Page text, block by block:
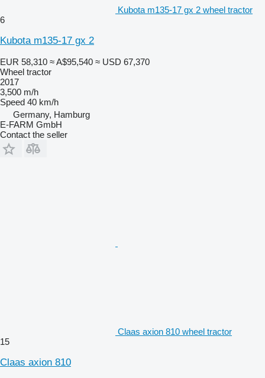
Kubota m135-17 gx 2 wheel tractor
6
Kubota m135-17 gx 2
EUR 58,310 ≈ A$95,540 ≈ USD 67,370
Wheel tractor
2017
3,500 m/h
Speed 40 km/h
Germany, Hamburg
E-FARM GmbH
Contact the seller
Claas axion 810 wheel tractor
15
Claas axion 810